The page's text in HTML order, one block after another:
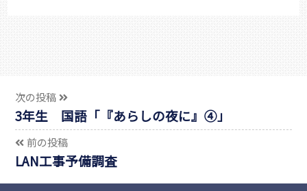
次の投稿
3年生 国語「『あらしの夜に』④」
前の投稿
LAN工事予備調査